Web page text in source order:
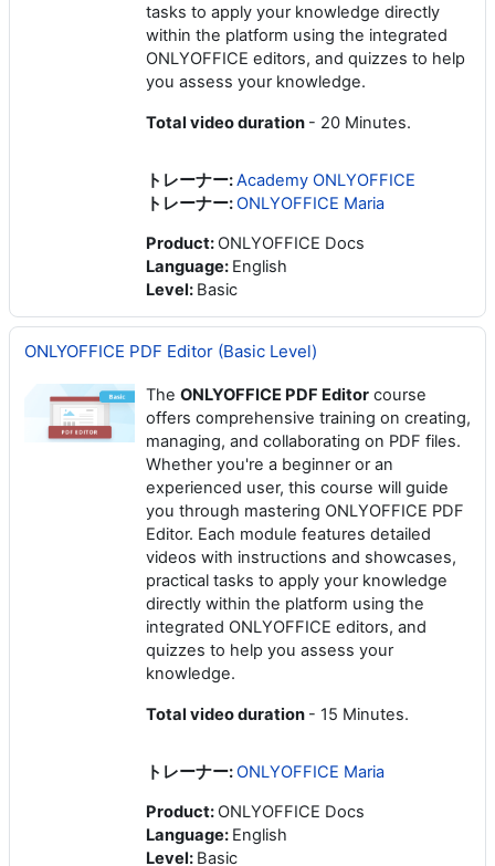
tasks to apply your knowledge directly
within the platform using the integrated
ONLYOFFICE editors, and quizzes to help
you assess your knowledge.
Total video duration - 20 Minutes.
トレーナー:Academy ONLYOFFICE
トレーナー:ONLYOFFICE Maria
Product: ONLYOFFICE Docs
Language: English
Level: Basic
ONLYOFFICE PDF Editor (Basic Level)
The ONLYOFFICE PDF Editor course
offers comprehensive training on creating,
managing, and collaborating on PDF files.
Whether you're a beginner or an
experienced user, this course will guide
you through mastering ONLYOFFICE PDF
Editor. Each module features detailed
videos with instructions and showcases,
practical tasks to apply your knowledge
directly within the platform using the
integrated ONLYOFFICE editors, and
quizzes to help you assess your
knowledge.
Total video duration - 15 Minutes.
トレーナー:ONLYOFFICE Maria
Product: ONLYOFFICE Docs
Language: English
Level: Basic